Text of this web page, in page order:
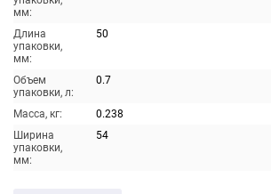
мм:
Длина
упаковки,
мм:
50
Объем
упаковки, л:
0.7
Масса, кг:
0.238
Ширина
упаковки,
мм:
54